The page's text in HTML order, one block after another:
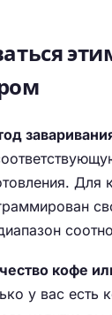
Для
кофе
у вас есть